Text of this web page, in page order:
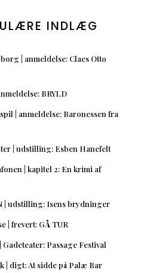
INDLÆG
| anmeldelse: Claes Otto
BRYLD
| anmeldelse: Baronessen fra
| udstilling: Esben Hanefelt
| kapitel 2: En krimi af
| udstilling: Isens brydninger
| frevert: GÅ TUR
Passage Festival
| digt: At sidde på Palæ Bar